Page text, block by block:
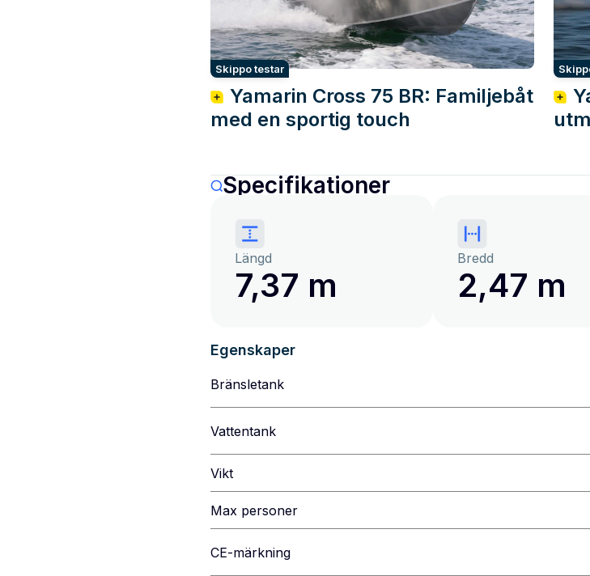
Skippo testar
Yamarin Cross 75 BR: Familjebåt
med en sportig touch
Specifikationer
Längd
7,37 m
Bredd
2,47 m
Egenskaper
Bränsletank
Vattentank
Vikt
Max personer
CE-märkning